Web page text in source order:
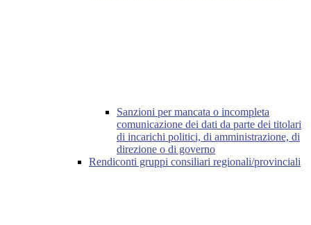
Sanzioni per mancata o incompleta
comunicazione dei dati da parte dei titolari
di incarichi politici, di amministrazione, di
direzione o di governo
Rendiconti gruppi consiliari regionali/provinciali